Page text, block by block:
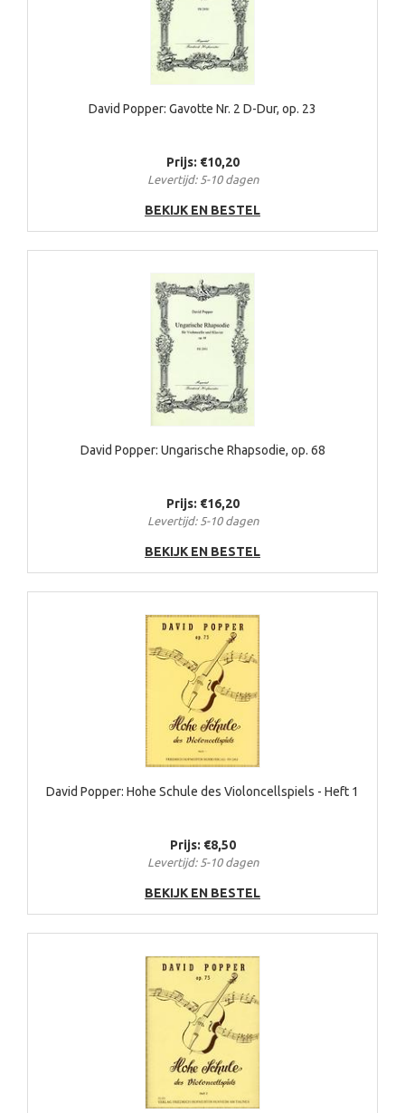
David Popper: Gavotte Nr. 2 D-Dur, op. 23
Prijs: €10,20
Levertijd: 5-10 dagen
BEKIJK EN BESTEL
David Popper: Ungarische Rhapsodie, op. 68
Prijs: €16,20
Levertijd: 5-10 dagen
BEKIJK EN BESTEL
David Popper: Hohe Schule des Violoncellspiels - Heft 1
Prijs: €8,50
Levertijd: 5-10 dagen
BEKIJK EN BESTEL